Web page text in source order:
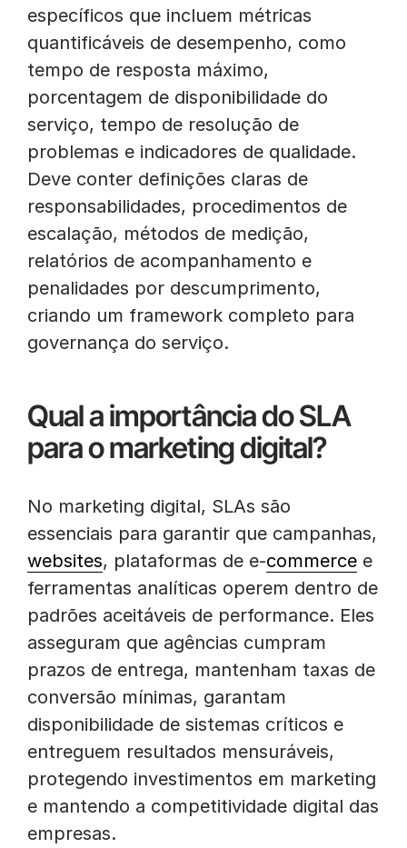
específicos que incluem métricas
quantificáveis de desempenho, como
tempo de resposta máximo,
porcentagem de disponibilidade do
serviço, tempo de resolução de
problemas e indicadores de qualidade.
Deve conter definições claras de
responsabilidades, procedimentos de
escalação, métodos de medição,
relatórios de acompanhamento e
penalidades por descumprimento,
criando um framework completo para
governança do serviço.
Qual a importância do SLA
para o marketing digital?
No marketing digital, SLAs são
essenciais para garantir que campanhas,
websites, plataformas de e-commerce e
ferramentas analíticas operem dentro de
padrões aceitáveis de performance. Eles
asseguram que agências cumpram
prazos de entrega, mantenham taxas de
conversão mínimas, garantam
disponibilidade de sistemas críticos e
entreguem resultados mensuráveis,
protegendo investimentos em marketing
e mantendo a competitividade digital das
empresas.